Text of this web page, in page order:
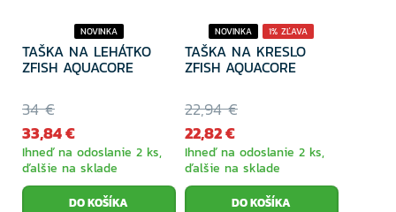
NOVINKA
TAŠKA NA LEHÁTKO
ZFISH AQUACORE
34 €
33,84 €
Ihneď na odoslanie 2 ks,
ďalšie na sklade
NOVINKA 1% ZĽAVA
TAŠKA NA KRESLO
ZFISH AQUACORE
22,94 €
22,82 €
Ihneď na odoslanie 2 ks,
ďalšie na sklade